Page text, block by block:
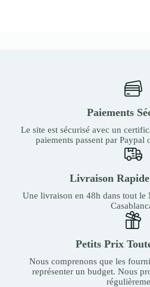
Paiements
Le site est sécurisé avec un
paiements passent par Paypal
Livraison
Une livraison en 48h dans tout le
Petits Prix
Nous comprenons que les
représenter un budget. Nous